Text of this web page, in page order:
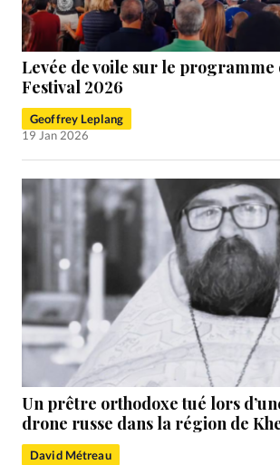
Levée de voile sur le programme
Festival 2026
Geoffrey Leplang
19 Jan 2026
Un prêtre orthodoxe tué lors
drone russe dans la région de
David Métreau